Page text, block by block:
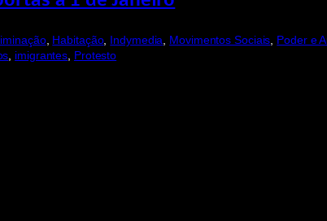
, Habitação, Indymedia, Movimentos Sociais, Poder e
, imigrantes, Protesto